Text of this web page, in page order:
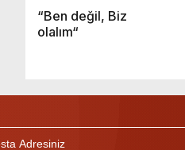
“Ben değil, Biz
olalım“